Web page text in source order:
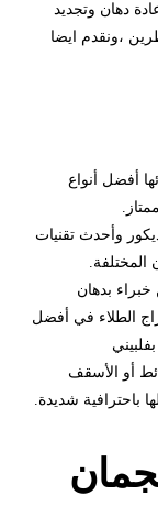
دهان وتجديد
،ونقدم ايضا
أفضل أنواع
وأحدث تقنيات
المختلفة.
بدهان
الطلاء في أفضل
أو الأسقف
باحترافية شديدة.